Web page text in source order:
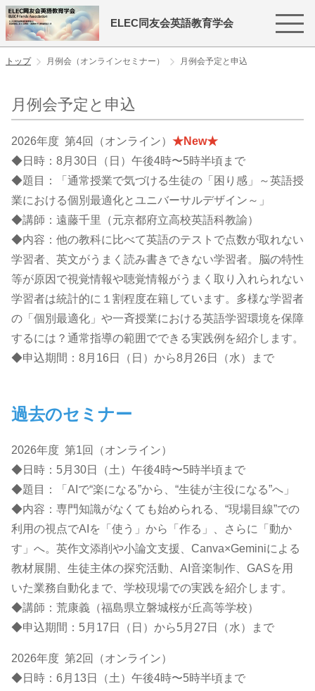
ELEC同友会英語教育学会
トップ 月例会（オンラインセミナー） 月例会予定と申込
月例会予定と申込
2026年度 第4回（オンライン） ★New★
◆日時：8月30日（日）午後4時〜5時半頃まで
◆題目：「通常授業で気づける生徒の「困り感」～英語授
業における個別最適化とユニバーサルデザイン～」
◆講師：遠藤千里（元京都府立高校英語科教諭）
◆内容：他の教科に比べて英語のテストで点数が取れない
学習者、英文がうまく読み書きできない学習者。脳の特性
等が原因で視覚情報や聴覚情報がうまく取り入れられない
学習者は統計的に１割程度在籍しています。多様な学習者
の「個別最適化」や一斉授業における英語学習環境を保障
するには？通常指導の範囲でできる実践例を紹介します。
◆申込期間：8月16日（日）から8月26日（水）まで
過去のセミナー
2026年度 第1回（オンライン）
◆日時：5月30日（土）午後4時〜5時半頃まで
◆題目：「AIで“楽になる”から、“生徒が主役になる”へ」
◆内容：専門知識がなくても始められる、“現場目線”での
利用の視点でAIを「使う」から「作る」、さらに「動か
す」へ。英作文添削や小論文支援、Canva×Geminiによる
教材展開、生徒主体の探究活動、AI音楽制作、GASを用
いた業務自動化まで、学校現場での実践を紹介します。
◆講師：荒康義（福島県立磐城桜が丘高等学校）
◆申込期間：5月17日（日）から5月27日（水）まで
2026年度 第2回（オンライン）
◆日時：6月13日（土）午後4時〜5時半頃まで